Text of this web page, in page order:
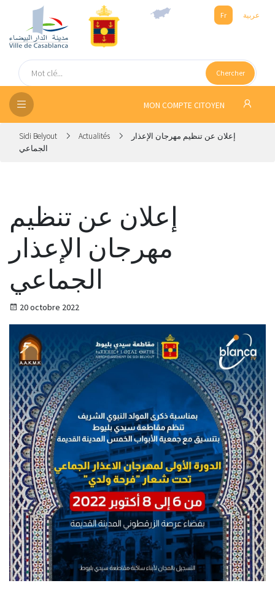
Fr عربية
Chercher
MON COMPTE CITOYEN
Sidi Belyout Actualités
إعلان عن تنظيم مهرجان الإعذار
الجماعي
إعلان عن تنظيم
مهرجان الإعذار
الجماعي
20 octobre 2022